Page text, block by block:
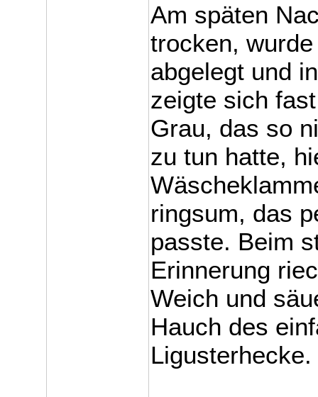
Am späten
trocken,
abgelegt und
zeigte sich
Grau, das so
zu tun hatte,
ringsum, das
passte. Beim
Erinnerung
Weich und
Hauch des
Ligusterhecke.